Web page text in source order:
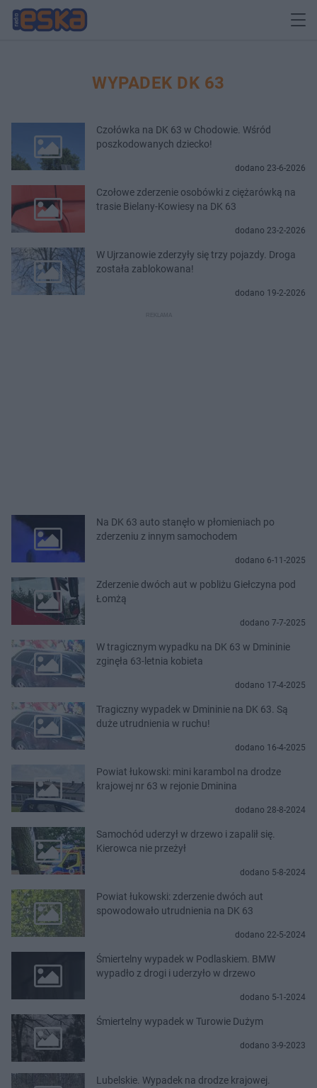
WYPADEK DK 63
Czołówka na DK 63 w Chodowie. Wśród
poszkodowanych dziecko!
dodano 23-6-2026
Czołowe zderzenie osobówki z ciężarówką na
trasie Bielany-Kowiesy na DK 63
dodano 23-2-2026
W Ujrzanowie zderzyły się trzy pojazdy. Droga
została zablokowana!
dodano 19-2-2026
Na DK 63 auto stanęło w płomieniach po
zderzeniu z innym samochodem
dodano 6-11-2025
Zderzenie dwóch aut w pobliżu Giełczyna pod
Łomżą
dodano 7-7-2025
W tragicznym wypadku na DK 63 w Dmininie
zginęła 63-letnia kobieta
dodano 17-4-2025
Tragiczny wypadek w Dmininie na DK 63. Są
duże utrudnienia w ruchu!
dodano 16-4-2025
Powiat łukowski: mini karambol na drodze
krajowej nr 63 w rejonie Dminina
dodano 28-8-2024
Samochód uderzył w drzewo i zapalił się.
Kierowca nie przeżył
dodano 5-8-2024
Powiat łukowski: zderzenie dwóch aut
spowodowało utrudnienia na DK 63
dodano 22-5-2024
Śmiertelny wypadek w Podlaskiem. BMW
wypadło z drogi i uderzyło w drzewo
dodano 5-1-2024
Śmiertelny wypadek w Turowie Dużym
dodano 3-9-2023
Lubelskie. Wypadek na drodze krajowej.